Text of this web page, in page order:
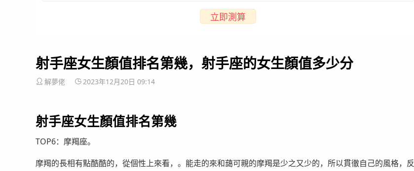
立即測算
射手座女生顏值排名第幾，射手座的女生顏值多少分
解夢佬 2023年12月20日 09:14
射手座女生顏值排名第幾
TOP6：摩羯座。
摩羯的長相有點酷酷的，從個性上來看，。能走的來和藹可親的摩羯是少之又少的，所以貫徹自己的風格，反